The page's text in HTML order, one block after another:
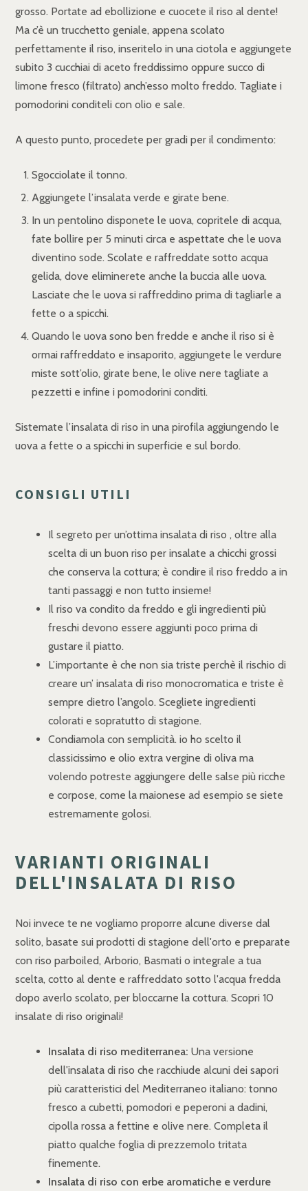
grosso. Portate ad ebollizione e cuocete il riso al dente!
Ma c’è un trucchetto geniale, appena scolato
perfettamente il riso, inseritelo in una ciotola e aggiungete
subito 3 cucchiai di aceto freddissimo oppure succo di
limone fresco (filtrato) anch’esso molto freddo. Tagliate i
pomodorini conditeli con olio e sale.
A questo punto, procedete per gradi per il condimento:
Sgocciolate il tonno.
Aggiungete l’insalata verde e girate bene.
In un pentolino disponete le uova, copritele di acqua,
fate bollire per 5 minuti circa e aspettate che le uova
diventino sode. Scolate e raffreddate sotto acqua
gelida, dove eliminerete anche la buccia alle uova.
Lasciate che le uova si raffreddino prima di tagliarle a
fette o a spicchi.
Quando le uova sono ben fredde e anche il riso si è
ormai raffreddato e insaporito, aggiungete le verdure
miste sott’olio, girate bene, le olive nere tagliate a
pezzetti e infine i pomodorini conditi.
Sistemate l’insalata di riso in una pirofila aggiungendo le
uova a fette o a spicchi in superficie e sul bordo.
CONSIGLI UTILI
Il segreto per un’ottima insalata di riso , oltre alla
scelta di un buon riso per insalate a chicchi grossi
che conserva la cottura; è condire il riso freddo a in
tanti passaggi e non tutto insieme!
Il riso va condito da freddo e gli ingredienti più
freschi devono essere aggiunti poco prima di
gustare il piatto.
L’importante è che non sia triste perchè il rischio di
creare un’ insalata di riso monocromatica e triste è
sempre dietro l’angolo. Scegliete ingredienti
colorati e sopratutto di stagione.
Condiamola con semplicità. io ho scelto il
classicissimo e olio extra vergine di oliva ma
volendo potreste aggiungere delle salse più ricche
e corpose, come la maionese ad esempio se siete
estremamente golosi.
VARIANTI ORIGINALI
DELL'INSALATA DI RISO
Noi invece te ne vogliamo proporre alcune diverse dal
solito, basate sui prodotti di stagione dell'orto e preparate
con riso parboiled, Arborio, Basmati o integrale a tua
scelta, cotto al dente e raffreddato sotto l'acqua fredda
dopo averlo scolato, per bloccarne la cottura. Scopri 10
insalate di riso originali!
Insalata di riso mediterranea: Una versione
dell'insalata di riso che racchiude alcuni dei sapori
più caratteristici del Mediterraneo italiano: tonno
fresco a cubetti, pomodori e peperoni a dadini,
cipolla rossa a fettine e olive nere. Completa il
piatto qualche foglia di prezzemolo tritata
finemente.
Insalata di riso con erbe aromatiche e verdure